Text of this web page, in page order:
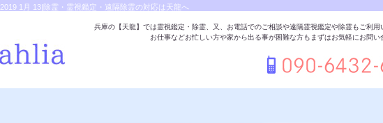
2019 1月 13|除霊・霊視鑑定・遠隔除霊の対応は天龍へ
兵庫の【天龍】では霊視鑑定・除霊、又、お電話でのご相談や遠隔霊視鑑定や除霊もご利用
お仕事などお忙しい方や家から出る事が困難な方もまずはお気軽にお問い